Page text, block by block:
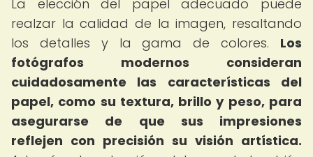
La elección del papel adecuado puede
realzar la calidad de la imagen, resaltando
los detalles y la gama de colores. Los
fotógrafos modernos consideran
cuidadosamente las características del
papel, como su textura, brillo y peso, para
asegurarse de que sus impresiones
reflejen con precisión su visión artística.